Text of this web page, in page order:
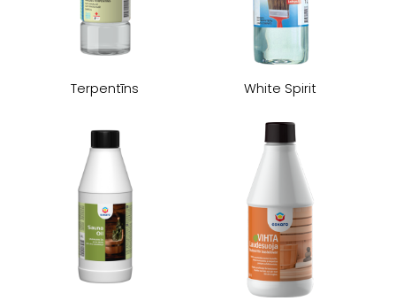
​Terpentīns White Spirit